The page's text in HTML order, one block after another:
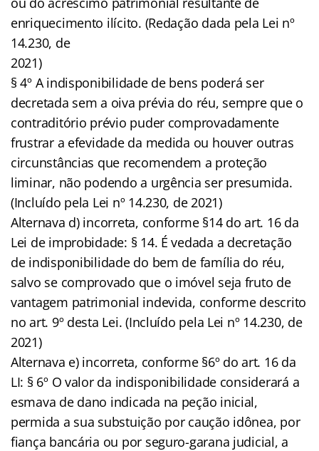
enriquecimento ilícito. (Redação dada pela Lei nº
14.230, de
2021)
§ 4º A indisponibilidade de bens poderá ser
decretada sem a oiva prévia do réu, sempre que o
contraditório prévio puder comprovadamente
frustrar a efevidade da medida ou houver outras
circunstâncias que recomendem a proteção
liminar, não podendo a urgência ser presumida.
(Incluído pela Lei nº 14.230, de 2021)
Alternava d) incorreta, conforme §14 do art. 16 da
Lei de improbidade: § 14. É vedada a decretação
de indisponibilidade do bem de família do réu,
salvo se comprovado que o imóvel seja fruto de
vantagem patrimonial indevida, conforme descrito
no art. 9º desta Lei. (Incluído pela Lei nº 14.230, de
2021)
Alternava e) incorreta, conforme §6º do art. 16 da
LI: § 6º O valor da indisponibilidade considerará a
esmava de dano indicada na peção inicial,
permida a sua substuição por caução idônea, por
fiança bancária ou por seguro-garana judicial, a